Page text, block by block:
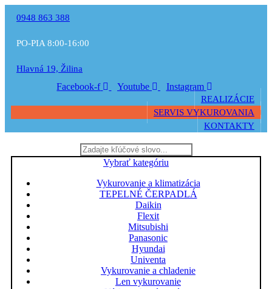
0948 863 388
PO-PIA 8:00-16:00
Hlavná 19, Žilina
Facebook-f Youtube Instagram
REALIZÁCIE
SERVIS VYKUROVANIA
KONTAKTY
Vybrať kategóriu
Vykurovanie a klimatizácia
TEPELNÉ ČERPADLÁ
Daikin
Flexit
Mitsubishi
Panasonic
Hyundai
Univenta
Vykurovanie a chladenie
Len vykurovanie